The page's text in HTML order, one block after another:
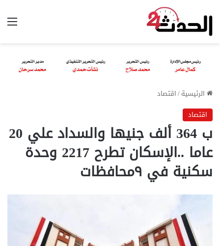
الرئيسية/اقتصاد
اقتصاد
ب 364 ألف جنيها والسداد علي 20
عاما ..الإسكان تطرح 2217 وحدة
سكنية في ٩محافظات